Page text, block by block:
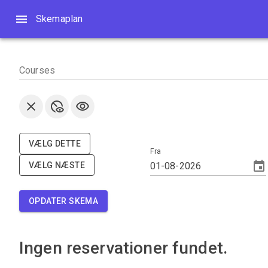
Skemaplan
Skemaplan
Courses
VÆLG DETTE
VÆLG NÆSTE
Fra
OPDATER SKEMA
Ingen reservationer fundet.